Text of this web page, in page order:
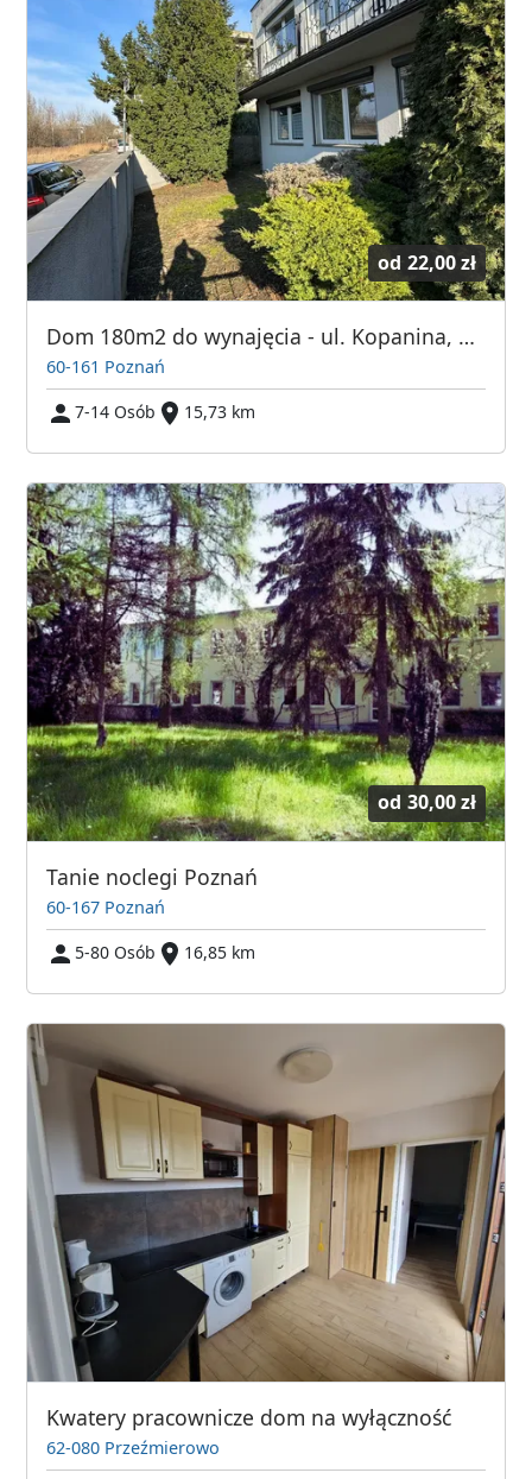
od 22,00 zł
Dom 180m2 do wynajęcia - ul. Kopanina, Górczyn, 7 pokoi
60-161 Poznań
7-14 Osób
15,73 km
od 30,00 zł
Tanie noclegi Poznań
60-167 Poznań
5-80 Osób
16,85 km
Kwatery pracownicze dom na wyłączność
62-080 Przeźmierowo